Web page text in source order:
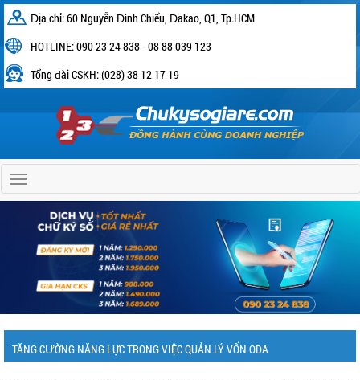
Địa chỉ: 60 Nguyễn Đình Chiểu, Đakao, Q1, Tp.HCM
HOTLINE: 090 23 24 838 - 08 88 039 123
Tổng đài CSKH: (028) 38 12 17 19
TĂNG CƯỜNG NĂNG LỰC TRONG VIỆC QUẢN LÝ VỐN ODA